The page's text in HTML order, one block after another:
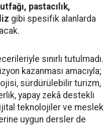
pastacılık,
gibi spesifik alanlarda
sınırlı tutulmadı.
kazanması amacıyla;
sürdürülebilir turizm,
yapay zekâ destekli
teknolojiler ve meslek
uygun dersler de